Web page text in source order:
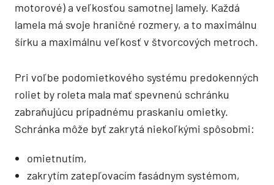
motorové) a veľkosťou samotnej lamely. Každá
lamela má svoje hraničné rozmery, a to maximálnu
šírku a maximálnu veľkosť v štvorcových metroch.
Pri voľbe podomietkového systému predokenných
roliet by roleta mala mať spevnenú schránku
zabraňujúcu prípadnému praskaniu omietky.
Schránka môže byť zakrytá niekoľkými spôsobmi:
omietnutím,
zakrytím zatepľovacím fasádnym systémom,